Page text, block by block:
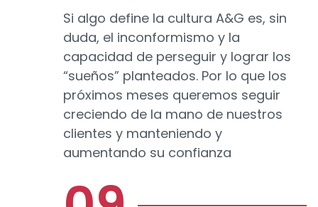
Si algo define la cultura A&G es, sin
duda, el inconformismo y la
capacidad de perseguir y lograr los
“sueños” planteados. Por lo que los
próximos meses queremos seguir
creciendo de la mano de nuestros
clientes y manteniendo y
aumentando su confianza